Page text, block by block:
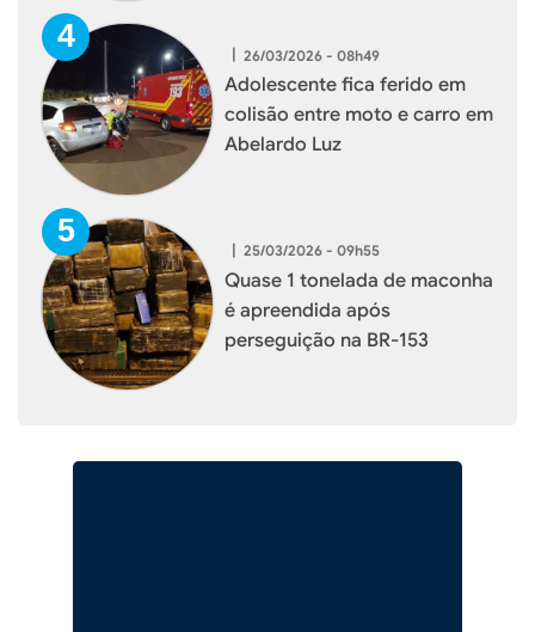
| 26/03/2026 - 08h49
Adolescente fica ferido em
colisão entre moto e carro em
Abelardo Luz
| 25/03/2026 - 09h55
Quase 1 tonelada de maconha
é apreendida após
perseguição na BR-153